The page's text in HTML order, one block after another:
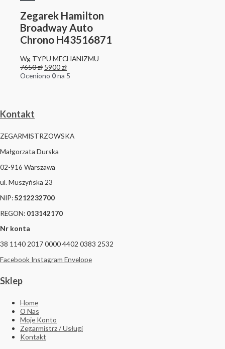
Zegarek Hamilton
Broadway Auto
Chrono H43516871
Wg TYPU MECHANIZMU
7650zł 5900zł
Oceniono 0na 5
Kontakt
ZEGARMISTRZOWSKA
Małgorzata Durska
02-916 Warszawa
ul. Muszyńska 23
NIP:5212232700
REGON: 013142170
Nr konta
38 1140 2017 0000 4402 0383 2532
Facebook Instagram Envelope
Sklep
Home
O Nas
Moje Konto
Zegarmistrz / Usługi
Kontakt